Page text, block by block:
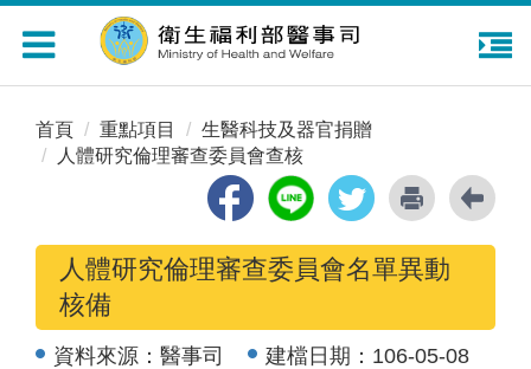
Toggle
navigation
首頁 重點項目
生醫科技及器官捐贈
人體研究倫理審查委員會查核
人體研究倫理審查委員會名單異動
核備
資料來源： 醫事司 建檔日期： 106-05-08